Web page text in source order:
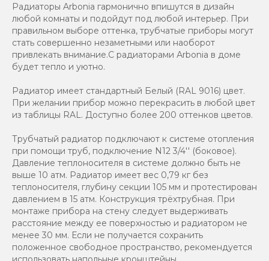
Радиаторы Arbonia гармонично впишутся в дизайн
любой комнаты и подойдут под любой интерьер. При
правильном выборе оттенка, трубчатые приборы могут
стать совершенно незаметными или наоборот
привлекать внимание.С радиаторами Аrbonia в доме
будет тепло и уютно.
Радиатор имеет стандартный Белый (RAL 9016) цвет.
При желании прибор можно перекрасить в любой цвет
из таблицы RAL. Доступно более 200 оттенков цветов.
Трубчатый радиатор подключают к системе отопления
при помощи труб, подключение N12 3/4'' (боковое).
Давление теплоносителя в системе должно быть не
выше 10 атм. Радиатор имеет вес 0,79 кг без
теплоносителя, глубину секции 105 мм и протестирован
давлением в 15 атм. Конструкция трёхтрубная. При
монтаже прибора на стену следует выдерживать
расстояние между ее поверхностью и радиатором не
менее 30 мм. Если не получается сохранить
положенное свободное пространство, рекомендуется